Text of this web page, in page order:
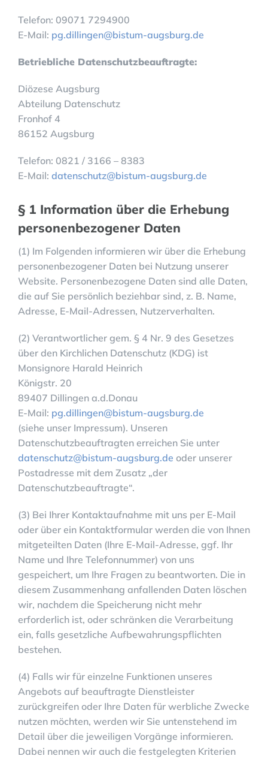
Telefon: 09071 7294900
E-Mail: pg.dillingen@bistum-augsburg.de
Betriebliche Datenschutzbeauftragte:
Diözese Augsburg
Abteilung Datenschutz
Fronhof 4
86152 Augsburg
Telefon: 0821 / 3166 – 8383
E-Mail: datenschutz@bistum-augsburg.de
§ 1 Information über die Erhebung
personenbezogener Daten
(1) Im Folgenden informieren wir über die Erhebung
personenbezogener Daten bei Nutzung unserer
Website. Personenbezogene Daten sind alle Daten,
die auf Sie persönlich beziehbar sind, z. B. Name,
Adresse, E-Mail-Adressen, Nutzerverhalten.
(2) Verantwortlicher gem. § 4 Nr. 9 des Gesetzes
über den Kirchlichen Datenschutz (KDG) ist
Monsignore Harald Heinrich
Königstr. 20
89407 Dillingen a.d.Donau
E-Mail: pg.dillingen@bistum-augsburg.de
(siehe unser Impressum). Unseren
Datenschutzbeauftragten erreichen Sie unter
datenschutz@bistum-augsburg.de oder unserer
Postadresse mit dem Zusatz „der
Datenschutzbeauftragte“.
(3) Bei Ihrer Kontaktaufnahme mit uns per E-Mail
oder über ein Kontaktformular werden die von Ihnen
mitgeteilten Daten (Ihre E-Mail-Adresse, ggf. Ihr
Name und Ihre Telefonnummer) von uns
gespeichert, um Ihre Fragen zu beantworten. Die in
diesem Zusammenhang anfallenden Daten löschen
wir, nachdem die Speicherung nicht mehr
erforderlich ist, oder schränken die Verarbeitung
ein, falls gesetzliche Aufbewahrungspflichten
bestehen.
(4) Falls wir für einzelne Funktionen unseres
Angebots auf beauftragte Dienstleister
zurückgreifen oder Ihre Daten für werbliche Zwecke
nutzen möchten, werden wir Sie untenstehend im
Detail über die jeweiligen Vorgänge informieren.
Dabei nennen wir auch die festgelegten Kriterien